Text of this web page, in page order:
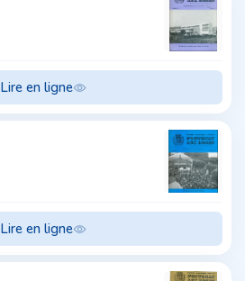
Lire en ligne
Lire en ligne